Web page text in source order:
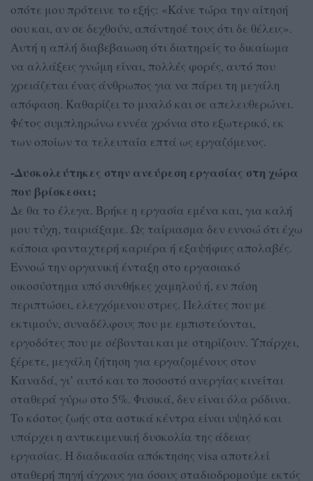
οπότε μου πρότεινε το εξής: «Κάνε τώρα την αίτησή
σου και, αν σε δεχθούν, απάντησέ τους ότι δε θέλεις».
Αυτή η απλή διαβεβαιωση ότι διατηρείς το δικαίωμα
να αλλάξεις γνώμη είναι, πολλές φορές, αυτό που
χρειάζεται ένας άνθρωπος για να πάρει τη μεγάλη
απόφαση. Καθαρίζει το μυαλό και σε απελευθερώνει.
Φέτος συμπληρώνω εννέα χρόνια στο εξωτερικό, εκ
των οποίων τα τελευταία επτά ως εργαζόμενος.
-Δυσκολεύτηκες στην ανεύρεση εργασίας στη χώρα
που βρίσκεσαι;
Δε θα το έλεγα. Βρήκε η εργασία εμένα και, για καλή
μου τύχη, ταιριάξαμε. Ως ταίριασμα δεν εννοώ ότι έχω
κάποια φανταχτερή καριέρα ή εξαψήφιες απολαβές.
Εννοώ την οργανική ένταξη στο εργασιακό
οικοσύστημα υπό συνθήκες χαμηλού ή, εν πάση
περιπτώσει, ελεγχόμενου στρες. Πελάτες που με
εκτιμούν, συναδέλφους που με εμπιστεύονται,
εργοδότες που με σέβονται και με στηρίζουν. Υπάρχει,
ξέρετε, μεγάλη ζήτηση για εργαζομένους στον
Καναδά, γι’ αυτό και το ποσοστό ανεργίας κινείται
σταθερά γύρω στο 5%. Φυσικά, δεν είναι όλα ρόδινα.
Το κόστος ζωής στα αστικά κέντρα είναι υψηλό και
υπάρχει η αντικειμενική δυσκολία της άδειας
εργασίας. Η διαδικασία απόκτησης visa αποτελεί
σταθερή πηγή άγχους για όσους σταδιοδρομούμε εκτός